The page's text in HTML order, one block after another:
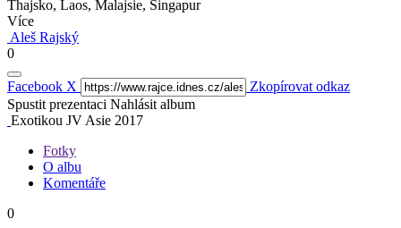
Thajsko, Laos, Malajsie, Singapur
Více
Aleš Rajský
0
Facebook X
Zkopírovat odkaz
Spustit prezentaci Nahlásit album
Exotikou JV Asie 2017
Fotky
O albu
Komentáře
0